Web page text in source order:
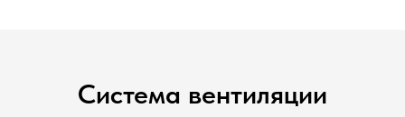
Система вентиляции